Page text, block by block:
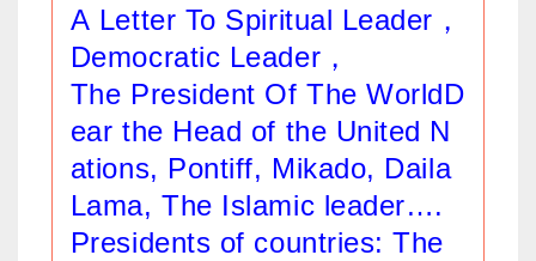
A Letter To Spiritual Leader，
Democratic Leader，
The President Of The WorldD
ear the Head of the United N
ations, Pontiff, Mikado, Daila
Lama, The Islamic leader….
Presidents of countries: The